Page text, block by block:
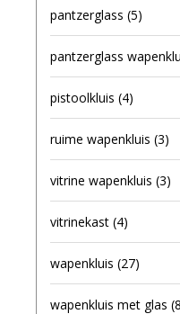
pantzerglass (5)
pantzerglass
pistoolkluis (4)
ruime wapenkluis (3)
vitrine wapenkluis (3)
vitrinekast (4)
wapenkluis (27)
wapenkluis met glas